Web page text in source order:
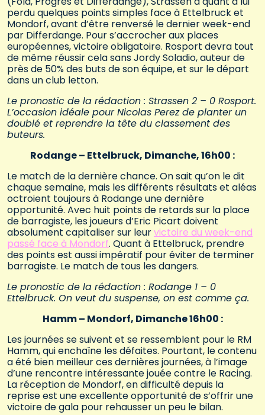
perdu quelques points simples face à Ettelbruck et
Mondorf, avant d’être renversé le dernier week-end
par Differdange. Pour s’accrocher aux places
européennes, victoire obligatoire. Rosport devra tout
de même réussir cela sans Jordy Soladio, auteur de
près de 50% des buts de son équipe, et sur le départ
dans un club letton.
Le pronostic de la rédaction : Strassen 2 – 0 Rosport.
L’occasion idéale pour Nicolas Perez de planter un
doublé et reprendre la tête du classement des
buteurs.
Rodange – Ettelbruck, Dimanche, 16h00 :
Le match de la dernière chance. On sait qu’on le dit
chaque semaine, mais les différents résultats et aléas
octroient toujours à Rodange une dernière
opportunité. Avec huit points de retards sur la place
de barragiste, les joueurs d’Eric Picart doivent
absolument capitaliser sur leurvictoire du week-end
passé face à Mondorf. Quant à Ettelbruck, prendre
des points est aussi impératif pour éviter de terminer
barragiste. Le match de tous les dangers.
Le pronostic de la rédaction : Rodange 1 – 0
Ettelbruck. On veut du suspense, on est comme ça.
Hamm – Mondorf, Dimanche 16h00 :
Les journées se suivent et se ressemblent pour le RM
Hamm, qui enchaîne les défaites. Pourtant, le contenu
a été bien meilleur ces dernières journées, à l’image
d’une rencontre intéressante jouée contre le Racing.
La réception de Mondorf, en difficulté depuis la
reprise est une excellente opportunité de s’offrir une
victoire de gala pour rehausser un peu le bilan.